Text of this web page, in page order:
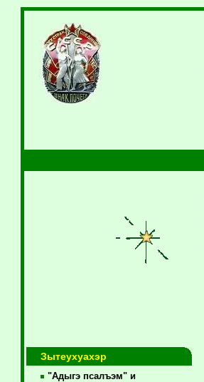
Зытеухуахэр
"Адыгэ псалъэм" и